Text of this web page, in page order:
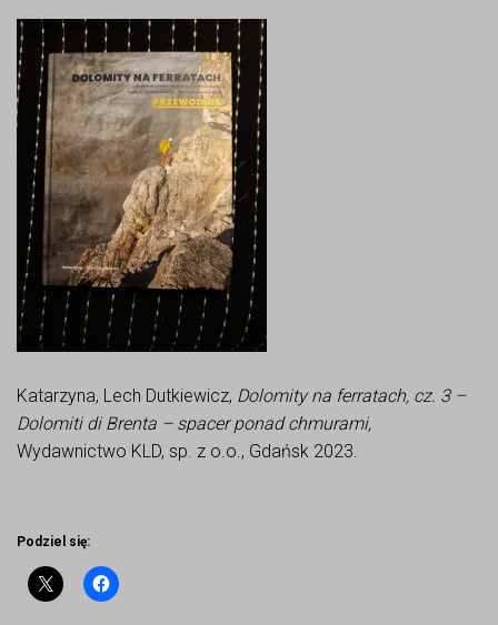
Katarzyna, Lech Dutkiewicz, Dolomity na ferratach, cz. 3 –
Dolomiti di Brenta – spacer ponad chmurami,
Wydawnictwo KLD, sp. z o.o., Gdańsk 2023.
Podziel się: